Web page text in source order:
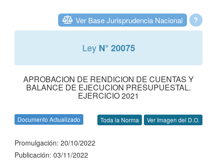
?
Ver Base Jurisprudencia Nacional
Ley N° 20075
APROBACION DE RENDICION DE CUENTAS Y
BALANCE DE EJECUCION PRESUPUESTAL.
EJERCICIO 2021
Documento Actualizado Toda la Norma Ver Imagen del D.O.
Promulgación: 20/10/2022
Publicación: 03/11/2022